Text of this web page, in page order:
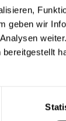
geben wir